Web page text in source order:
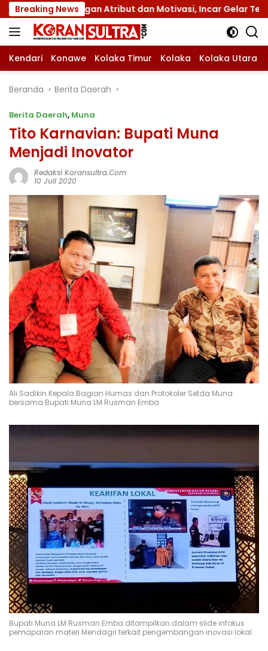
Langsung
ke
konten
Breaking News
Atribut dan Motivasi, Incar Gelar Terbaik di Sultra
Kendari Konawe Kolaka Timur Kolaka Kolaka Utara
Beranda Berita Daerah
Berita Daerah, Muna
Tito Karnavian: Bupati Muna
Menjadi Inovator
Redaksi Koransultra.com
10 Juli 2020
Ali Sadikin Kepala Bagian Humas dan Protokoler Setda Muna
bersama Bupati Muna LM Rusman Emba
Bupati Muna LM Rusman Emba ditampilkan dalam slide infokus
pemaparan materi Mendagri terkait pengembangan inovasi lokal.